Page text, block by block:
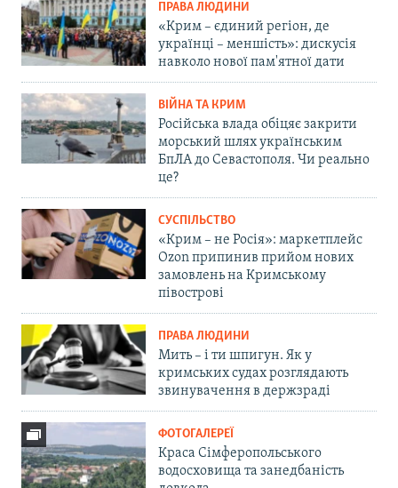
ПРАВА ЛЮДИНИ
«Крим – єдиний регіон, де
українці – меншість»: дискусія
навколо нової пам'ятної дати
ВІЙНА ТА КРИМ
Російська влада обіцяє закрити
морський шлях українським
БпЛА до Севастополя. Чи реально
це?
СУСПІЛЬСТВО
«Крим – не Росія»: маркетплейс
Ozon припинив прийом нових
замовлень на Кримському
півострові
ПРАВА ЛЮДИНИ
Мить – і ти шпигун. Як у
кримських судах розглядають
звинувачення в держзраді
ФОТОГАЛЕРЕЇ
Краса Сімферопольського
водосховища та занедбаність